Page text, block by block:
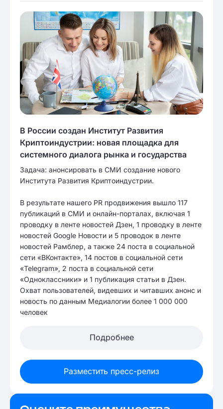
В России создан Институт Развития
Криптоиндустрии: новая площадка для
системного диалога рынка и государства
Задача: анонсировать в СМИ создание нового
Института Развития Криптоиндустрии.
В результате нашего PR продвижения вышло 117
публикаций в СМИ и онлайн-порталах, включая 1
проводку в ленте новостей Дзен, 1 проводку в ленте
новостей Google Новости и 5 проводок в ленте
новостей Рамблер, а также 24 поста в социальной
сети «ВКонтакте», 14 постов в социальной сети
«Telegram», 2 поста в социальной сети
«Одноклассники» и 1 публикация статьи в Дзен.
Охват пользователей, видевших и читавших анонс и
новость по данным Медиалогии более 1 000 000
человек
Подробнее
Разместить пресс-релиз